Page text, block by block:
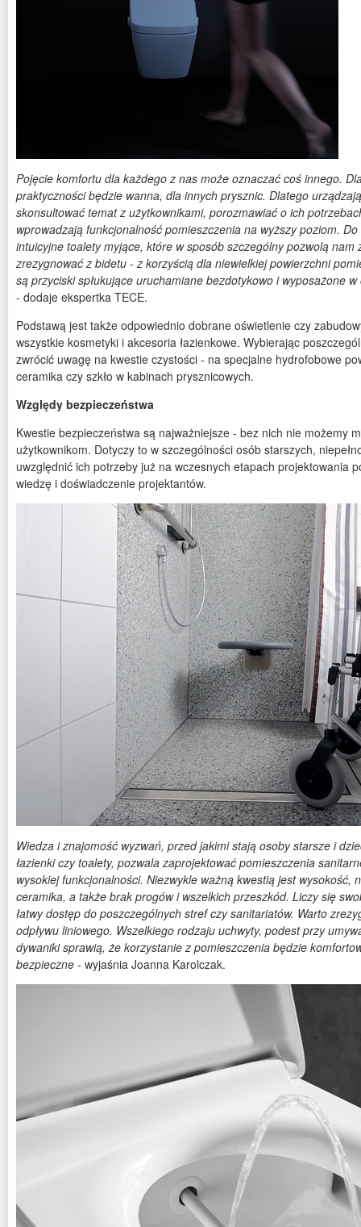
Pojęcie komfortu dla każdego z nas może oznaczać coś innego.
praktyczności będzie wanna, dla innych prysznic. Dlatego
skonsultować temat z użytkownikami, porozmawiać o ich
wprowadzają funkcjonalność pomieszczenia na wyższy poziom.
intuicyjne toalety myjące, które w sposób szczególny pozwolą nam
zrezygnować z bidetu - z korzyścią dla niewielkiej powierzchni
są przyciski spłukujące uruchamiane bezdotykowo i wyposażone
- dodaje ekspertka TECE.
Podstawą jest także odpowiednio dobrane oświetlenie czy
wszystkie kosmetyki i akcesoria łazienkowe. Wybierając
zwrócić uwagę na kwestie czystości - na specjalne hydrofobowe
ceramika czy szkło w kabinach prysznicowych.
Względy bezpieczeństwa
Kwestie bezpieczeństwa są najważniejsze - bez nich nie możemy
użytkownikom. Dotyczy to w szczególności osób starszych,
uwzględnić ich potrzeby już na wczesnych etapach projektowania
wiedzę i doświadczenie projektantów.
Wiedza i znajomość wyzwań, przed jakimi stają osoby starsze i
łazienki czy toalety, pozwala zaprojektować pomieszczenia
wysokiej funkcjonalności. Niezwykle ważną kwestią jest wysokość,
ceramika, a także brak progów i wszelkich przeszkód. Liczy się
łatwy dostęp do poszczególnych stref czy sanitariatów. Warto
odpływu liniowego. Wszelkiego rodzaju uchwyty, podest przy
dywaniki sprawią, że korzystanie z pomieszczenia będzie
bezpieczne - wyjaśnia Joanna Karolczak.